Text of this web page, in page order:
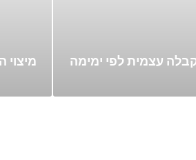
עצמית לפי ימימה מיצוי